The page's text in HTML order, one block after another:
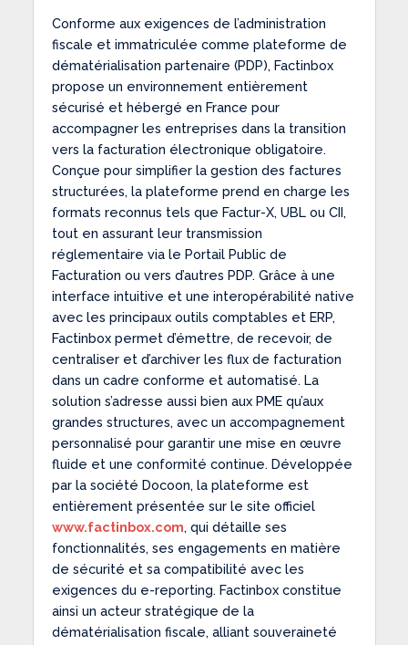
Conforme aux exigences de l’administration
fiscale et immatriculée comme plateforme de
dématérialisation partenaire (PDP), Factinbox
propose un environnement entièrement
sécurisé et hébergé en France pour
accompagner les entreprises dans la transition
vers la facturation électronique obligatoire.
Conçue pour simplifier la gestion des factures
structurées, la plateforme prend en charge les
formats reconnus tels que Factur-X, UBL ou CII,
tout en assurant leur transmission
réglementaire via le Portail Public de
Facturation ou vers d’autres PDP. Grâce à une
interface intuitive et une interopérabilité native
avec les principaux outils comptables et ERP,
Factinbox permet d’émettre, de recevoir, de
centraliser et d’archiver les flux de facturation
dans un cadre conforme et automatisé. La
solution s’adresse aussi bien aux PME qu’aux
grandes structures, avec un accompagnement
personnalisé pour garantir une mise en œuvre
fluide et une conformité continue. Développée
par la société Docoon, la plateforme est
entièrement présentée sur le site officiel
www.factinbox.com, qui détaille ses
fonctionnalités, ses engagements en matière
de sécurité et sa compatibilité avec les
exigences du e-reporting. Factinbox constitue
ainsi un acteur stratégique de la
dématérialisation fiscale, alliant souveraineté